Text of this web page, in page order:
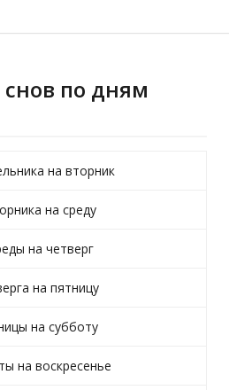
по дням
на вторник
на среду
на четверг
на пятницу
на субботу
на воскресенье